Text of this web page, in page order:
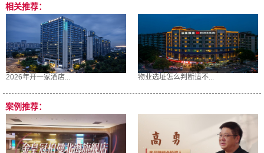
相关推荐：
2026年开一家酒店... 物业选址怎么判断适不...
案例推荐：